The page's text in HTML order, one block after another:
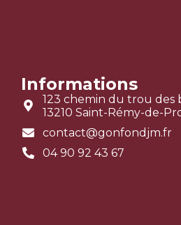
Informations
123 chemin du trou des
13210 Saint-Rémy-de-
contact@gonfondjm.fr
04 90 92 43 67